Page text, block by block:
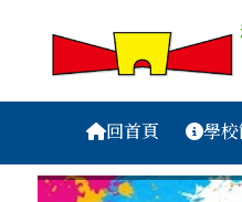
台南市金城
導覽列回首頁 學